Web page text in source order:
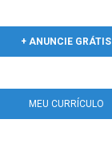
+ ANUNCIE GRÁTIS
MEU CURRÍCULO